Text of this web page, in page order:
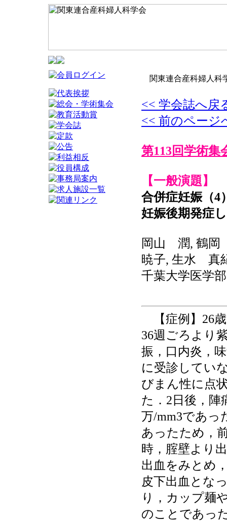
関東連合産科婦人科
<< 学会誌へ戻
<< 前のページ
第113回学術集
【一般演題】
合併症妊娠（4
妊娠後期発症
岡山 潤, 鶴
暁子, 生水 真
千葉大学医学
【症例】26
36週ごろより
振，口内炎，
に受診してい
びまん性に点
た．2日後，陣
万/mm3であっ
あったため，
時，腟壁より
出血をみとめ
皮下出血とな
り，カップ麺
のことであっ